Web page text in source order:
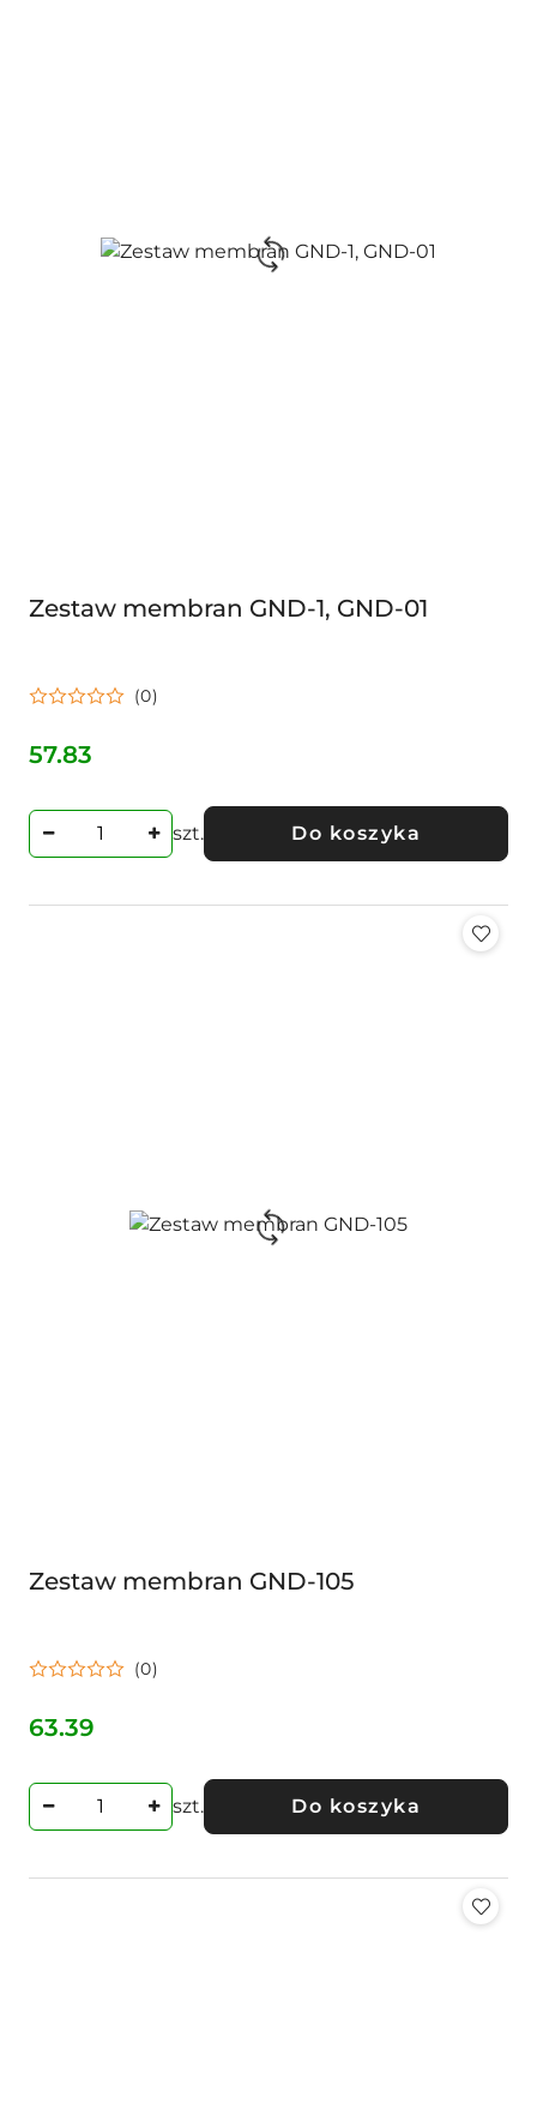
Zestaw membran GND-1, GND-01
(0)
Cena:
57.83
szt. Do koszyka
Zestaw membran GND-105
(0)
Cena:
63.39
szt. Do koszyka